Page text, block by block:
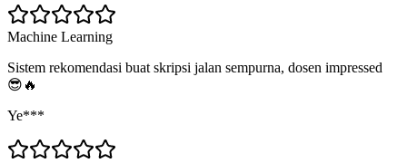
Machine Learning
Sistem rekomendasi buat skripsi jalan sempurna, dosen impressed
😎🔥
Ye***